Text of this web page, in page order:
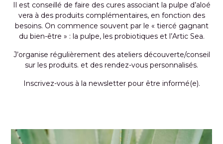
Il est conseillé de faire des cures associant la pulpe d’aloé
vera à des produits complémentaires, en fonction des
besoins. On commence souvent par le « tiercé gagnant
du bien-être » : la pulpe, les probiotiques et l’Artic Sea.
J’organise régulièrement des ateliers découverte/conseil
sur les produits. et des rendez-vous personnalisés.
Inscrivez-vous à la newsletter pour être informé(e).